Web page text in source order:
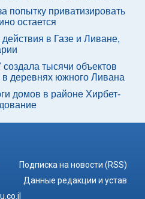
попытку приватизировать
остается
в Газе и Ливане,
тысячи объектов
деревнях южного Ливана
домов в районе Хирбет-
Подписка на новости (RSS)
Данные редакции и устав